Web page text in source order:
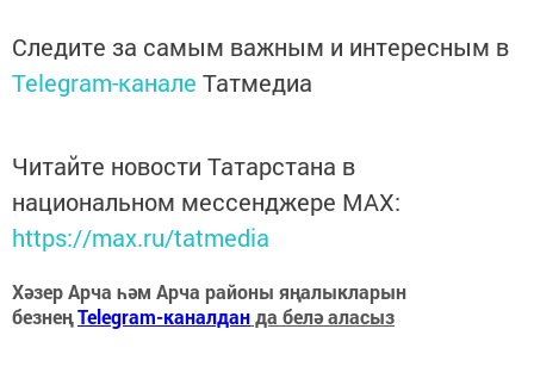
Следите за самым важным и интересным в
Telegram-канале Татмедиа
Читайте новости Татарстана в
национальном мессенджере MАХ:
https://max.ru/tatmedia
Хәзер Арча һәм Арча районы яңалыкларын
безнеңTelegram-каналданда белә аласыз